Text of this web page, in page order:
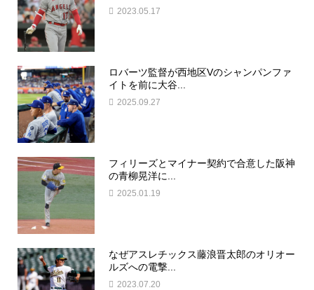
2023.05.17
ロバーツ監督が西地区Vのシャンパンファ
イトを前に大谷...
2025.09.27
フィリーズとマイナー契約で合意した阪神
の青柳晃洋に...
2025.01.19
なぜアスレチックス藤浪晋太郎のオリオー
ルズへの電撃...
2023.07.20